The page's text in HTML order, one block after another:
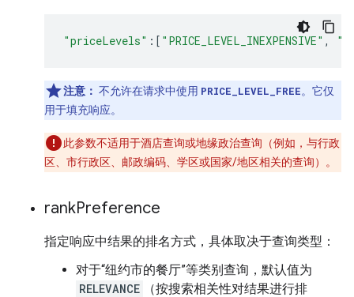
"priceLevels" : [ "PRICE_LEVEL_INEXPENSIVE" ,
注意： 不允许在请求中使用 PRICE_LEVEL_FREE。它仅
用于填充响应。
此参数不适用于酒店查询或地缘政治查询（例如，与行政
区、市行政区、邮政编码、学区或国家/地区相关的查询）。
rankPreference
指定响应中结果的排名方式，具体取决于查询类型：
对于“纽约市的餐厅”等类别查询，默认值为
RELEVANCE
（按搜索相关性对结果进行排